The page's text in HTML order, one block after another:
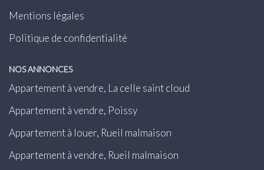
Mentions légales
Politique de confidentialité
NOS ANNONCES
Appartement à vendre, La celle saint cloud
Appartement à vendre, Poissy
Appartement à louer, Rueil malmaison
Appartement à vendre, Rueil malmaison